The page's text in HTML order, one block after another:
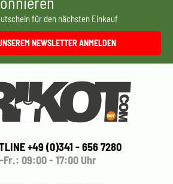
für den nächsten Einkauf
NEWSLETTER ANMELDEN
+49 (0)341 - 656 7280
Fr.: 09:00 - 17:00 Uhr